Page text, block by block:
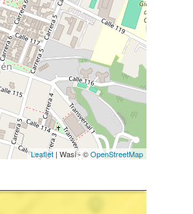
Leaflet | Wasi - ©OpenStreetMap